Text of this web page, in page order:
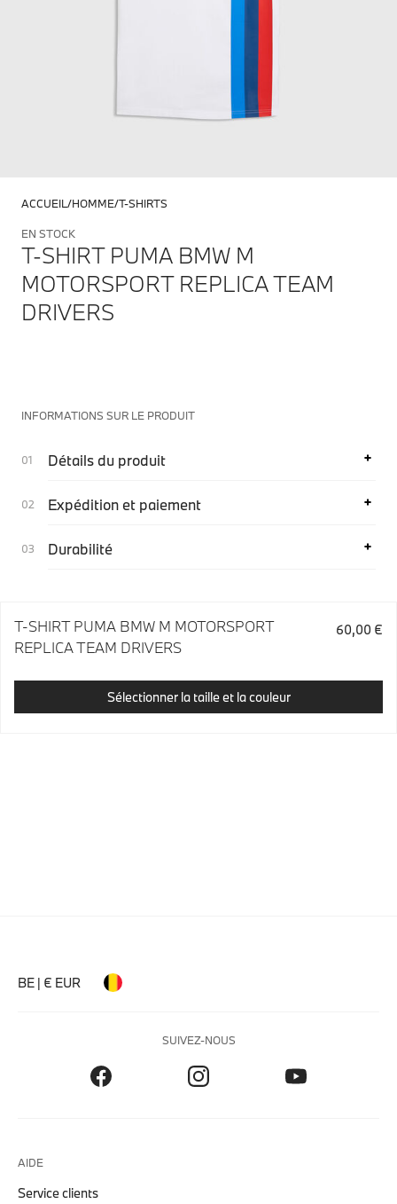
ACCUEIL HOMME T-SHIRTS
EN STOCK
T-SHIRT PUMA BMW M
MOTORSPORT REPLICA TEAM
DRIVERS
INFORMATIONS SUR LE PRODUIT
Détails du produit
Expédition et paiement
Durabilité
T-SHIRT PUMA BMW M MOTORSPORT
REPLICA TEAM DRIVERS
60,00 €
Sélectionner la taille et la couleur
BE | € EUR
SUIVEZ-NOUS
AIDE
Service clients